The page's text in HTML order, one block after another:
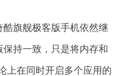
酷旗舰极客版手机依然继
持一致，只是将内存和
上在同时开启多个应用的